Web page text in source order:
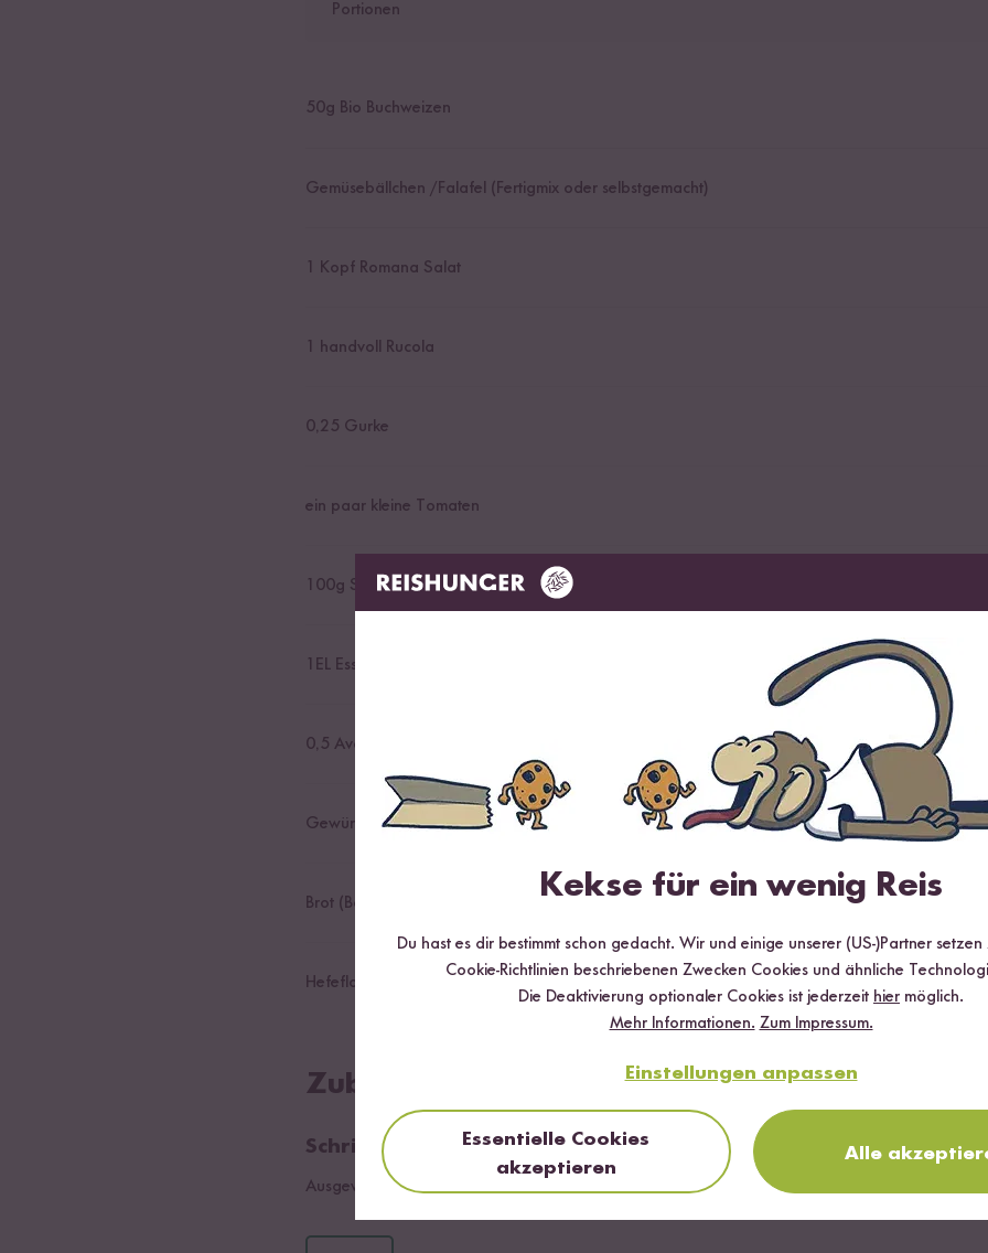
Portionen
50g Bio Buchweizen
Gemüsebällchen /Falafel (Fertigmix oder selbstgemacht)
1 Kopf Romana Salat
1 handvoll Rucola
0,25 Gurke
ein paar kleine Tomaten
100g Soja Joghurt
1 EL Essig
0,5 Avocado
Gewürze (Salz, Pfeffer, Chili, Basilikum)
Brot (Baguette)
Hefeflocken
Zubereitung
Schritt 01
Ausgewählte Sorte:
Kekse für ein wenig Reis
Du hast es dir bestimmt schon gedacht. Wir und einige unserer (US-)Partner
Cookie-Richtlinien beschriebenen Zwecken Cookies und ähnliche
Die Deaktivierung optionaler Cookies ist jederzeit hier möglich.
Mehr Informationen. Zum Impressum.
Einstellungen anpassen
Essentielle Cookies
akzeptieren
Alle